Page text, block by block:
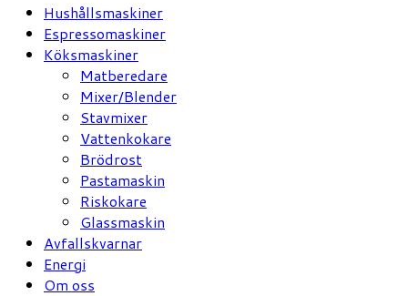
Hushållsmaskiner
Espressomaskiner
Köksmaskiner
Matberedare
Mixer/Blender
Stavmixer
Vattenkokare
Brödrost
Pastamaskin
Riskokare
Glassmaskin
Avfallskvarnar
Energi
Om oss